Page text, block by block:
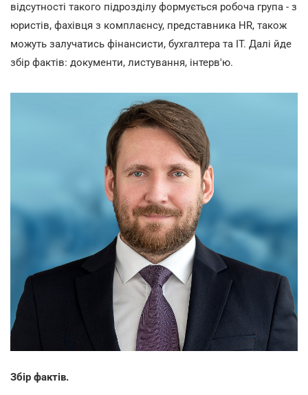
відсутності такого підрозділу формується робоча група - з
юристів, фахівця з комплаєнсу, представника HR, також
можуть залучатись фінансисти, бухгалтера та IT. Далі йде
збір фактів: документи, листування, інтерв'ю.
Збір фактів.